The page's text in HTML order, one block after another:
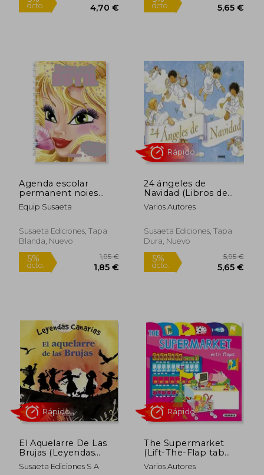
5%
Rápido
Agenda escolar
permanent noies
amb estil: 1 (en
Catalán)
Equip Susaeta
Susaeta Ediciones, Tapa
Blanda, Nuevo
24 ángeles de
Navidad (Libros de
Navidad)
Varios Autores
Susaeta Ediciones, Tapa
Dura, Nuevo
El Aquelarre De Las
Brujas (Leyendas
canarias)
Susaeta Ediciones S A
The Supermarket
(Lift-The-Flap tab
Book) (en Inglés)
Varios Autores